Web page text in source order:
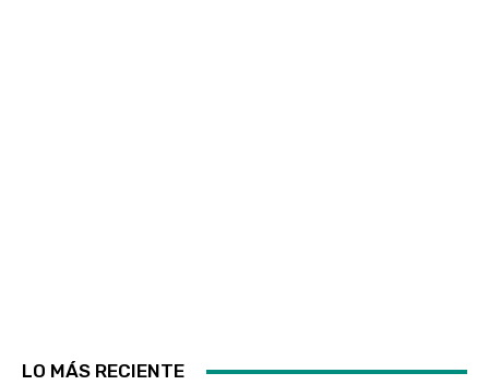
LO MÁS RECIENTE